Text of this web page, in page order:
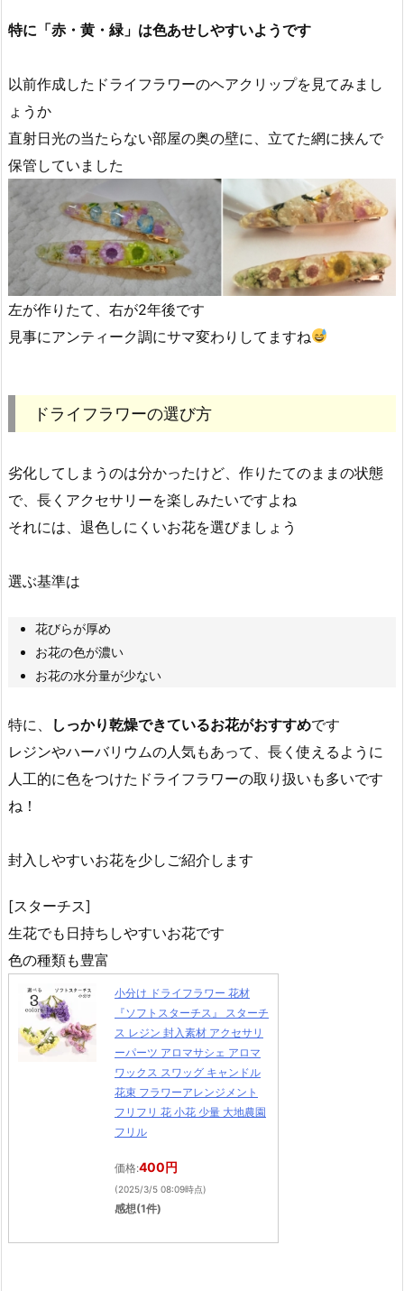
特に「赤・黄・緑」は色あせしやすいようです
以前作成したドライフラワーのヘアクリップを見てみまし
ょうか
直射日光の当たらない部屋の奥の壁に、立てた網に挟んで
保管していました
左が作りたて、右が2年後です
見事にアンティーク調にサマ変わりしてますね
ドライフラワーの選び方
劣化してしまうのは分かったけど、作りたてのままの状態
で、長くアクセサリーを楽しみたいですよね
それには、退色しにくいお花を選びましょう
選ぶ基準は
花びらが厚め
お花の色が濃い
お花の水分量が少ない
特に、 しっかり乾燥できているお花がおすすめです
レジンやハーバリウムの人気もあって、長く使えるように
人工的に色をつけたドライフラワーの取り扱いも多いです
ね！
封入しやすいお花を少しご紹介します
[スターチス]
生花でも日持ちしやすいお花です
色の種類も豊富
小分け ドライフラワー 花材
『ソフトスターチス』 スターチ
ス レジン 封入素材 アクセサリ
ーパーツ アロマサシェ アロマ
ワックス スワッグ キャンドル
花束 フラワーアレンジメント
フリフリ 花 小花 少量 大地農園
フリル
価格:400円
(2025/3/5 08:09時点)
感想(1件)